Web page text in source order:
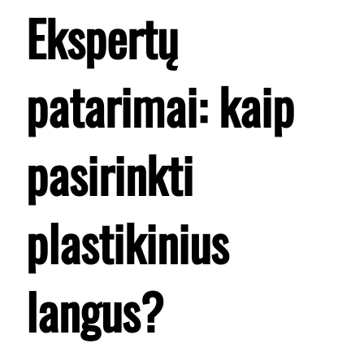
Ekspertų
patarimai: kaip
pasirinkti
plastikinius
langus?